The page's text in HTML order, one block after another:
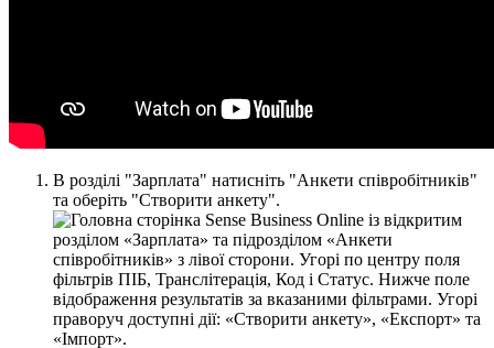
В розділі "Зарплата" натисніть "Анкети співробітників"
та оберіть "Створити анкету".